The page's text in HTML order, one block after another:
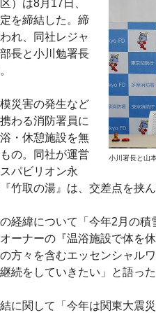
小川署長と山
）は8月17日、
を締結した。締
れ、同社レジャ
長と小川勉署長
災害の発生など
わる消防署員に
・休憩施設を無
の。同社が運営
パビリオン永
竹取の湯』は、交差点を挟
経緯について「今年2月の
ーナーの『温浴施設で体を
方々を含むエッセンシャル
続をしていきたい」と語った
に関して「今年は関東大震